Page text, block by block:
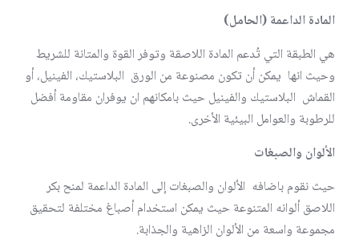
المادة الداعمة (الحامل)
هي الطبقة التي تُدعم المادة اللاصقة وتوفر القوة والمتانة للشريط
وحيث انها يمكن أن تكون مصنوعة من الورق البلاستيك، الفينيل، أو
القماش البلاستيك والفينيل حيث بامكانهم ان يوفران مقاومة أفضل
للرطوبة والعوامل البيئية الأخرى.
الألوان والصبغات
حيث نقوم باضافه الألوان والصبغات إلى المادة الداعمة لمنح بكر
اللاصق ألوانه المتنوعة حيث يمكن استخدام أصباغ مختلفة لتحقيق
مجموعة واسعة من الألوان الزاهية والجذابة.